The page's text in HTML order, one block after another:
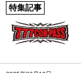
特集記事